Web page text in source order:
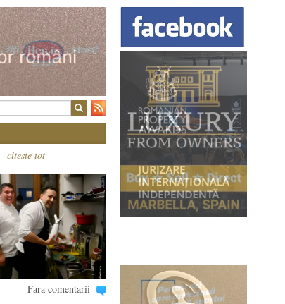
citeste tot
Fara comentarii